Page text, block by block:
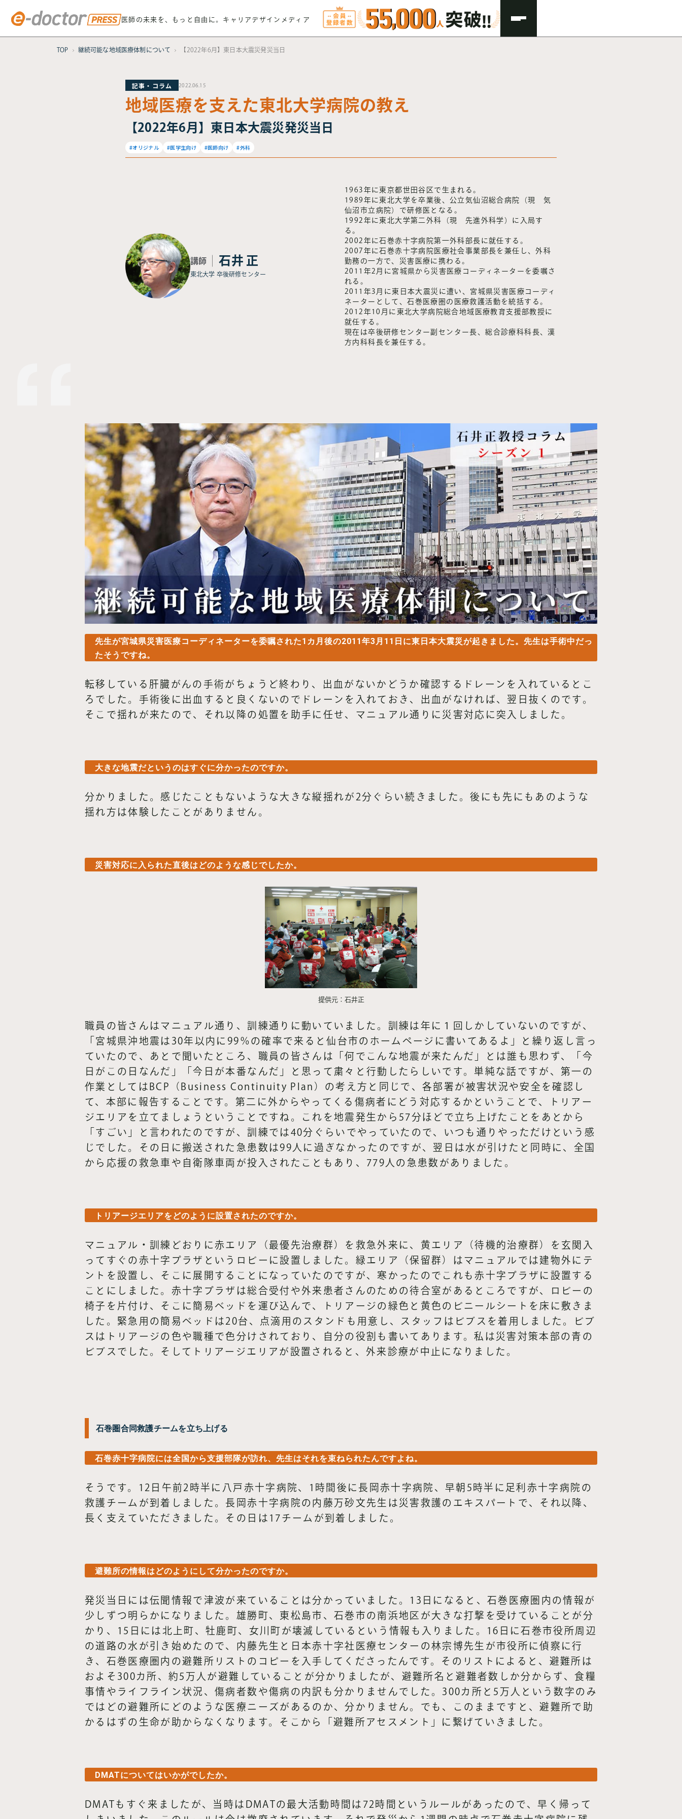
医師の未来を、もっと自由に。 キャリアデザインメディア
TOP 継続可能な地域医療体制について 【2022年6月】東日本大震災発災当日
記事・コラム 2022.06.15
地域医療を支えた東北大学病院の教え
【2022年6月】東日本大震災発災当日
#オリジナル #医学生向け #医師向け #外科
講師 石井 正
東北大学 卒後研修センター
1963年に東京都世田谷区で生まれる。
1989年に東北大学を卒業後、公立気仙沼総合病院（現 気
仙沼市立病院）で研修医となる。
1992年に東北大学第二外科（現 先進外科学）に入局す
る。
2002年に石巻赤十字病院第一外科部長に就任する。
2007年に石巻赤十字病院医療社会事業部長を兼任し、外科
勤務の一方で、災害医療に携わる。
2011年2月に宮城県から災害医療コーディネーターを委嘱さ
れる。
2011年3月に東日本大震災に遭い、宮城県災害医療コーディ
ネーターとして、石巻医療圏の医療救護活動を統括する。
2012年10月に東北大学病院総合地域医療教育支援部教授に
就任する。
現在は卒後研修センター副センター長、総合診療科科長、漢
方内科科長を兼任する。
先生が宮城県災害医療コーディネーターを委嘱された1カ月後の2011年3月11日に東日本大震災が起きました。先生は手術中だっ
たそうですね。
転移している肝臓がんの手術がちょうど終わり、出血がないかどうか確認するドレーンを入れているとこ
ろでした。手術後に出血すると良くないのでドレーンを入れておき、出血がなければ、翌日抜くのです。
そこで揺れが来たので、それ以降の処置を助手に任せ、マニュアル通りに災害対応に突入しました。
大きな地震だというのはすぐに分かったのですか。
分かりました。感じたこともないような大きな縦揺れが2分ぐらい続きました。後にも先にもあのような
揺れ方は体験したことがありません。
災害対応に入られた直後はどのような感じでしたか。
提供元：石井正
職員の皆さんはマニュアル通り、訓練通りに動いていました。訓練は年に１回しかしていないのですが、
「宮城県沖地震は30年以内に99％の確率で来ると仙台市のホームページに書いてあるよ」と繰り返し言っ
ていたので、あとで聞いたところ、職員の皆さんは「何でこんな地震が来たんだ」とは誰も思わず、「今
日がこの日なんだ」「今日が本番なんだ」と思って粛々と行動したらしいです。単純な話ですが、第一の
作業としてはBCP（Business Continuity Plan）の考え方と同じで、各部署が被害状況や安全を確認し
て、本部に報告することです。第二に外からやってくる傷病者にどう対応するかということで、トリアー
ジエリアを立てましょうということですね。これを地震発生から57分ほどで立ち上げたことをあとから
「すごい」と言われたのですが、訓練では40分ぐらいでやっていたので、いつも通りやっただけという感
じでした。その日に搬送された急患数は99人に過ぎなかったのですが、翌日は水が引けたと同時に、全国
から応援の救急車や自衛隊車両が投入されたこともあり、779人の急患数がありました。
トリアージエリアをどのように設置されたのですか。
マニュアル・訓練どおりに赤エリア（最優先治療群）を救急外来に、黄エリア（待機的治療群）を玄関入
ってすぐの赤十字プラザというロビーに設置しました。緑エリア（保留群）はマニュアルでは建物外にテ
ントを設置し、そこに展開することになっていたのですが、寒かったのでこれも赤十字プラザに設置する
ことにしました。赤十字プラザは総合受付や外来患者さんのための待合室があるところですが、ロビーの
椅子を片付け、そこに簡易ベッドを運び込んで、トリアージの緑色と黄色のビニールシートを床に敷きま
した。緊急用の簡易ベッドは20台、点滴用のスタンドも用意し、スタッフはビブスを着用しました。ビブ
スはトリアージの色や職種で色分けされており、自分の役割も書いてあります。私は災害対策本部の青の
ビブスでした。そしてトリアージエリアが設置されると、外来診療が中止になりました。
石巻圏合同救護チームを立ち上げる
石巻赤十字病院には全国から支援部隊が訪れ、先生はそれを束ねられたんですよね。
そうです。12日午前2時半に八戸赤十字病院、1時間後に長岡赤十字病院、早朝5時半に足利赤十字病院の
救護チームが到着しました。長岡赤十字病院の内藤万砂文先生は災害救護のエキスパートで、それ以降、
長く支えていただきました。その日は17チームが到着しました。
避難所の情報はどのようにして分かったのですか。
発災当日には伝聞情報で津波が来ていることは分かっていました。13日になると、石巻医療圏内の情報が
少しずつ明らかになりました。雄勝町、東松島市、石巻市の南浜地区が大きな打撃を受けていることが分
かり、15日には北上町、牡鹿町、女川町が壊滅しているという情報も入りました。16日に石巻市役所周辺
の道路の水が引き始めたので、内藤先生と日本赤十字社医療センターの林宗博先生が市役所に偵察に行
き、石巻医療圏内の避難所リストのコピーを入手してくださったんです。そのリストによると、避難所は
およそ300カ所、約5万人が避難していることが分かりましたが、避難所名と避難者数しか分からず、食糧
事情やライフライン状況、傷病者数や傷病の内訳も分かりませんでした。300カ所と5万人という数字のみ
ではどの避難所にどのような医療ニーズがあるのか、分かりません。でも、このままですと、避難所で助
かるはずの生命が助からなくなります。そこから「避難所アセスメント」に繋げていきました。
DMATについてはいかがでしたか。
DMATもすぐ来ましたが、当時はDMATの最大活動時間は72時間というルールがあったので、早く帰って